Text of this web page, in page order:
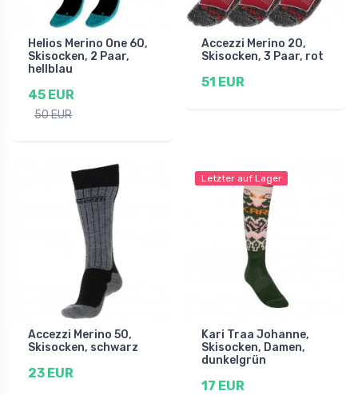
Helios Merino One 60,
Skisocken, 2 Paar,
hellblau
45 EUR
50 EUR
Accezzi Merino 20,
Skisocken, 3 Paar, rot
51 EUR
Accezzi Merino 50,
Skisocken, schwarz
23 EUR
Letzter auf Lager
Kari Traa Johanne,
Skisocken, Damen,
dunkelgrün
17 EUR